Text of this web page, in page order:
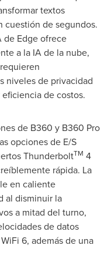
textos
cuestión de segundos.
de Edge ofrece
a la IA de la nube,
niveles de privacidad
de costos.
de B360 y B360 Pro
opciones de E/S
ThunderboltTM 4
rápida. La
en caliente
al disminuir la
a mitad del turno,
de datos
6, además de una